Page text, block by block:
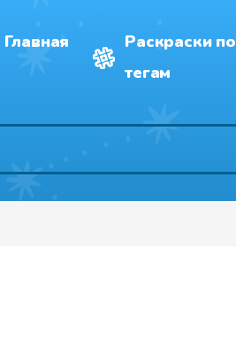
Главная
Раскраски по
тегам